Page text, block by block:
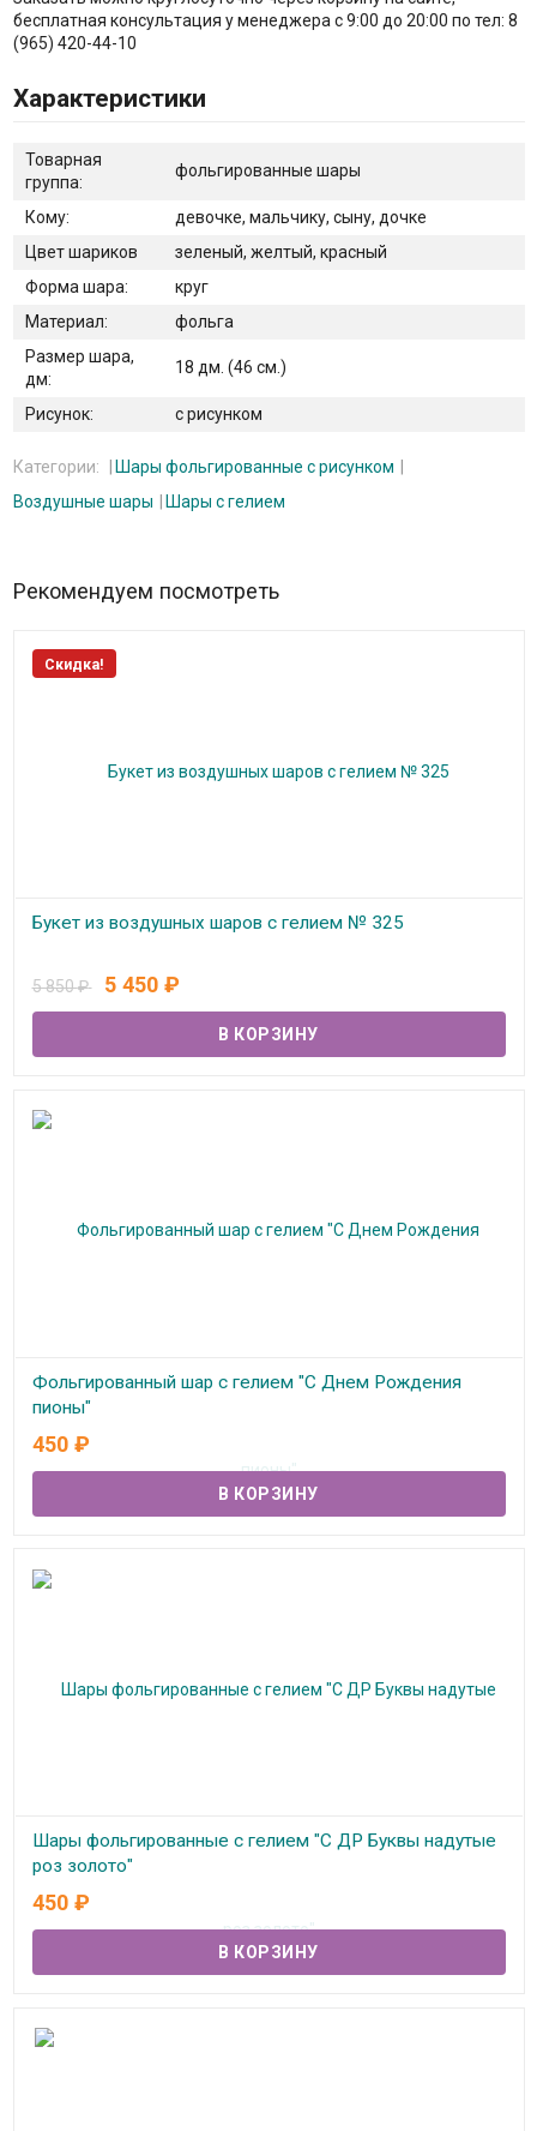
бесплатная консультация у менеджера с 9:00 до 20:00 по тел: 8
(965) 420-44-10
Характеристики
Товарная
группа:
фольгированные шары
Кому:
девочке, мальчику, сыну, дочке
Цвет шариков
зеленый, желтый, красный
Форма шара:
круг
Материал:
фольга
Размер шара,
дм:
18 дм. (46 см.)
Рисунок: с рисунком
Категории:
Шары фольгированные с рисунком
Воздушные шары
Шары с гелием
Рекомендуем посмотреть
Скидка!
Букет из воздушных шаров с гелием № 325
5 850₽ 5 450 ₽
Фольгированный шар с гелием "С Днем Рождения
пионы"
В наличии
450 ₽
Шары фольгированные с гелием "С ДР Буквы надутые
роз золото"
В наличии
450 ₽